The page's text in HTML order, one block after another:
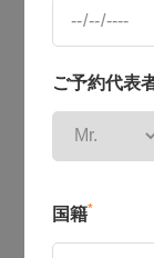
ご予約代表
国籍*